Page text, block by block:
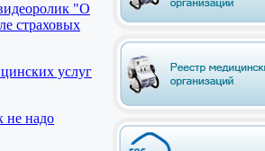
"О
страховых
услуг
не надо